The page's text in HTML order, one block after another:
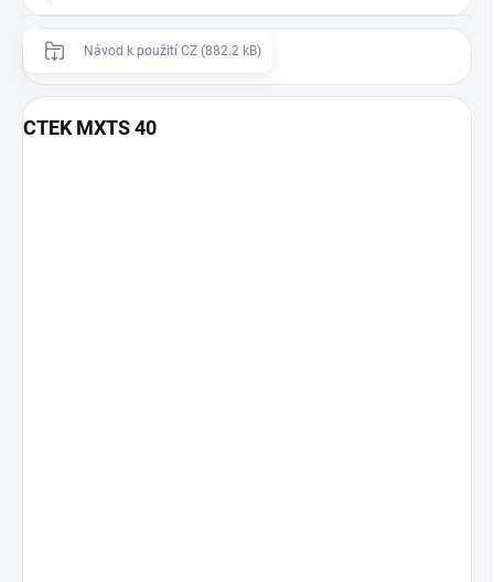
Návod k použití CZ (882.2 kB)
CTEK MXTS 40